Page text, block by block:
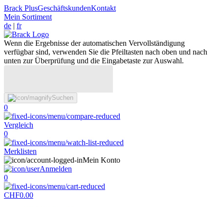
Brack PlusGeschäftskundenKontakt
Mein Sortiment
de | fr
Wenn die Ergebnisse der automatischen Vervollständigung
verfügbar sind, verwenden Sie die Pfeiltasten nach oben und nach
unten zur Überprüfung und die Eingabetaste zur Auswahl.
Suchen
0
Vergleich
0
Merklisten
Mein Konto
Anmelden
0
CHF0.00